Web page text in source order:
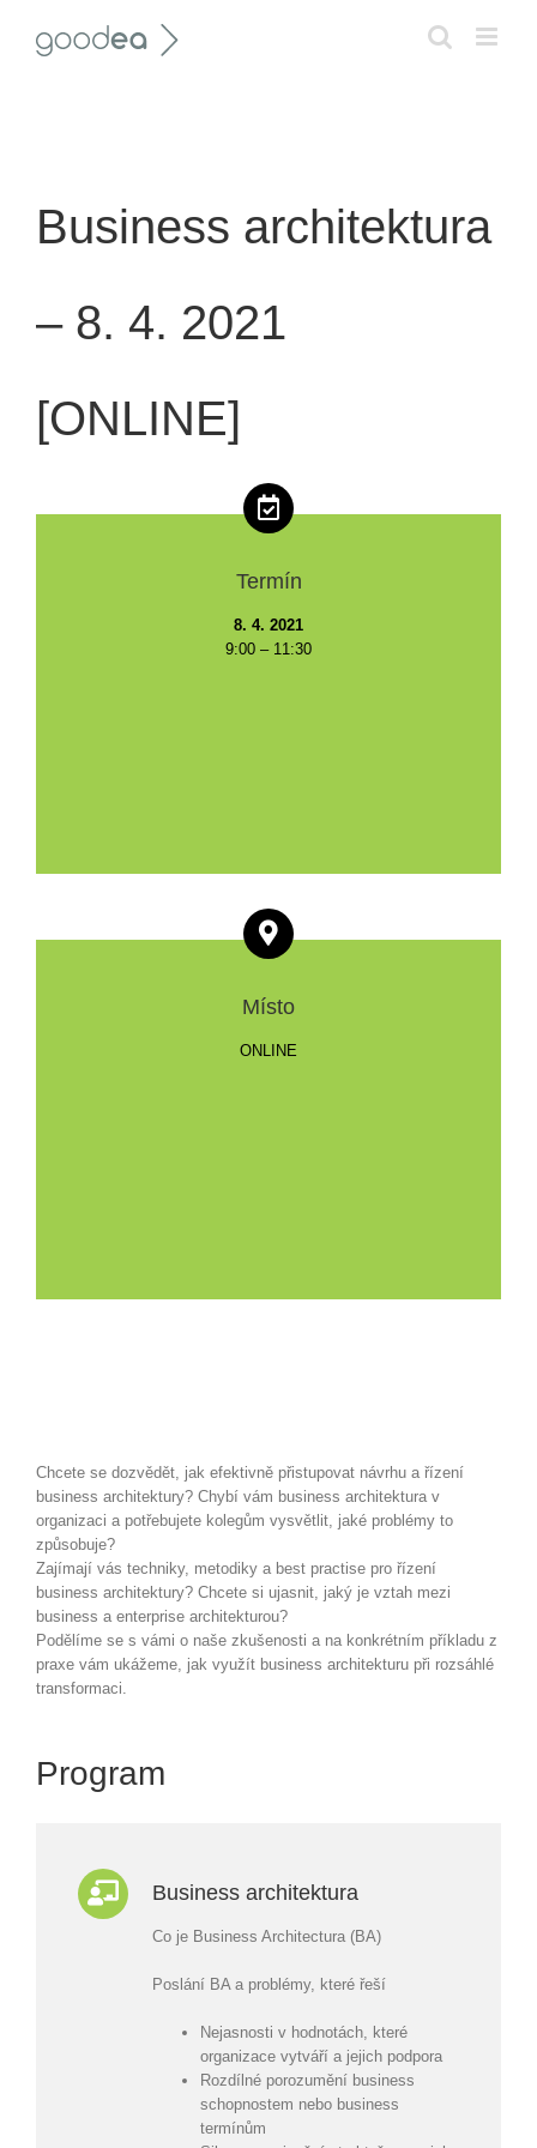
content
Business architektura
– 8. 4. 2021
[ONLINE]
Termín
8. 4. 2021
9:00 – 11:30
Místo
ONLINE
Chcete se dozvědět, jak efektivně přistupovat návrhu a řízení
business architektury? Chybí vám business architektura v
organizaci a potřebujete kolegům vysvětlit, jaké problémy to
způsobuje?
Zajímají vás techniky, metodiky a best practise pro řízení
business architektury? Chcete si ujasnit, jaký je vztah mezi
business a enterprise architekturou?
Podělíme se s vámi o naše zkušenosti a na konkrétním příkladu z
praxe vám ukážeme, jak využít business architekturu při rozsáhlé
transformaci.
Program
Business architektura
Co je Business Architectura (BA)
Poslání BA a problémy, které řeší
Nejasnosti v hodnotách, které
organizace vytváří a jejich podpora
Rozdílné porozumění business
schopnostem nebo business
termínům